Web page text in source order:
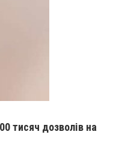
тисяч дозволів на